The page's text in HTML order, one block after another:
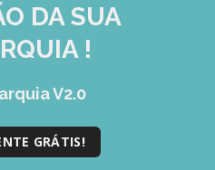
DA SUA
!
V2.0
GRÁTIS!